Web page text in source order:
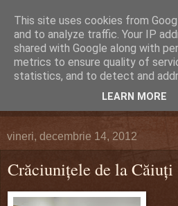
DEFERLĂRI
Despre şi pentru Bacău. Totul la
vineri, decembrie 14, 2012
Crăciuniţele de la Căiuţi
This site uses cookies from
and to analyze traffic. Your IP
shared with Google along with
metrics to ensure quality of
statistics, and to detect and
LEARN MORE